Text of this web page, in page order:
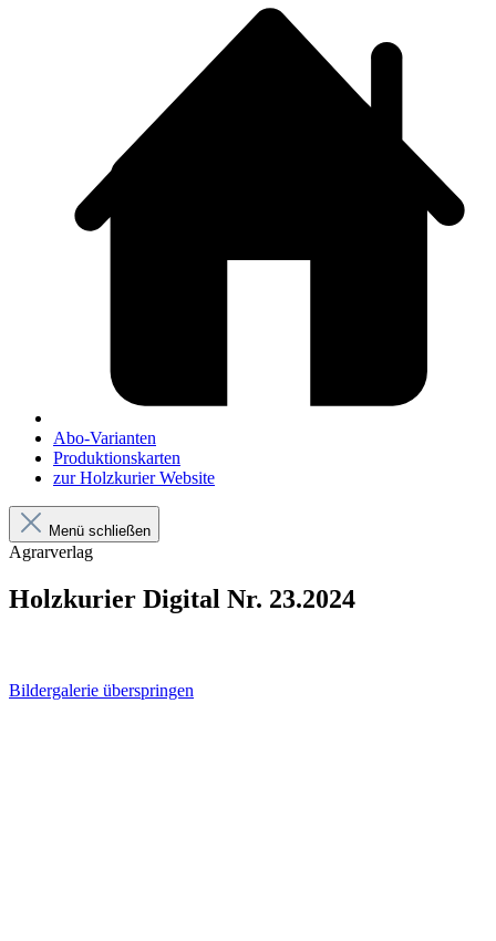
Abo-Varianten
Produktionskarten
zur Holzkurier Website
Menü schließen
Agrarverlag
Holzkurier Digital Nr. 23.2024
Bildergalerie überspringen